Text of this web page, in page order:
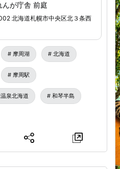
ン 【入場】無料 【主催】
、北海道赤れんが未来機
札幌市教育委員会 【協
んが庁舎 前庭
北海道札幌市中央区北３条西
摩周湖 北海道
摩周駅
泉北海道 和琴半島